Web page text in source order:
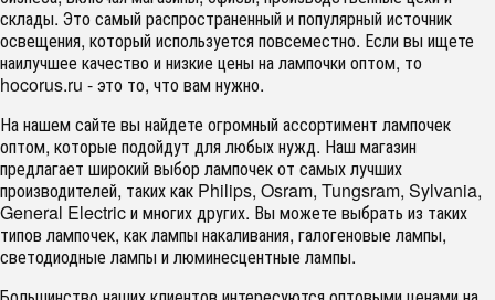
склады. Это самый распространенный и популярный источник
освещения, который используется повсеместно. Если вы ищете
наилучшее качество и низкие цены на лампочки оптом, то
hocorus.ru - это то, что вам нужно.
На нашем сайте вы найдете огромный ассортимент лампочек
оптом, которые подойдут для любых нужд. Наш магазин
предлагает широкий выбор лампочек от самых лучших
производителей, таких как Philips, Osram, Tungsram, Sylvania,
General Electric и многих других. Вы можете выбрать из таких
типов лампочек, как лампы накаливания, галогеновые лампы,
светодиодные лампы и люминесцентные лампы.